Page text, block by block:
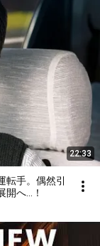
22:33
転手。偶然引
開へ…！